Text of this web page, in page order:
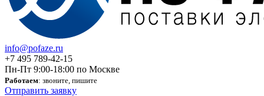
info@pofaze.ru
+7 495 789-42-15
Пн-Пт 9:00-18:00 по Москве
Работаем: звоните, пишите
Отправить заявку